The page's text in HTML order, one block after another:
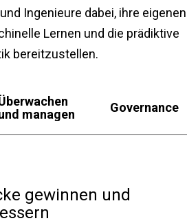
Ingenieure dabei, ihre eigenen
Lernen und die prädiktive
bereitzustellen.
managen
Governance
gewinnen und